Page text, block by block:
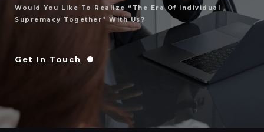
Would You Like To Realize “the Era Of Individual
Supremacy Together” With Us?
Get In Touch